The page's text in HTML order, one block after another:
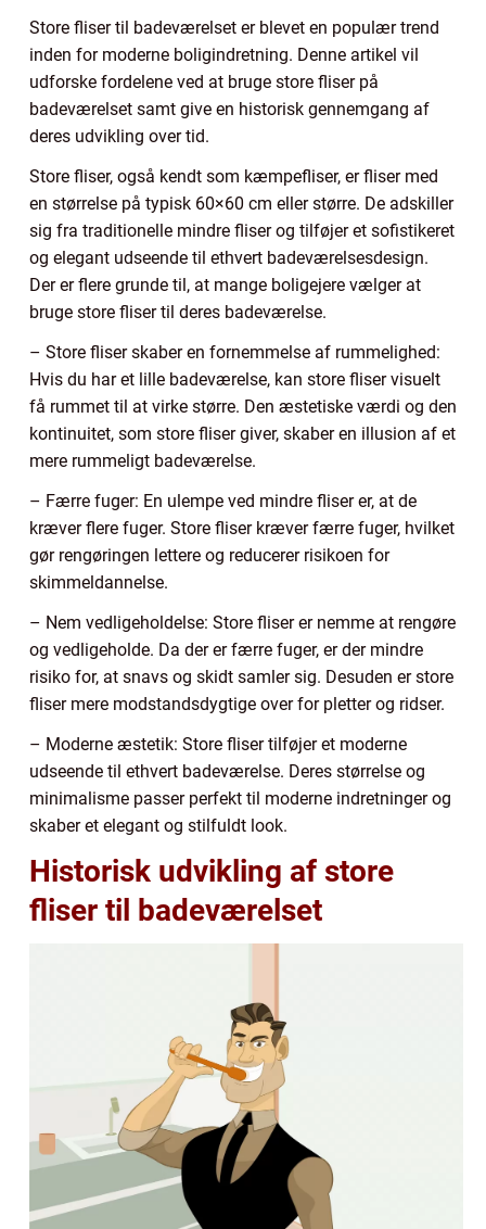
Store fliser til badeværelset er blevet en populær trend
inden for moderne boligindretning. Denne artikel vil
udforske fordelene ved at bruge store fliser på
badeværelset samt give en historisk gennemgang af
deres udvikling over tid.
Store fliser, også kendt som kæmpefliser, er fliser med
en størrelse på typisk 60×60 cm eller større. De adskiller
sig fra traditionelle mindre fliser og tilføjer et sofistikeret
og elegant udseende til ethvert badeværelsesdesign.
Der er flere grunde til, at mange boligejere vælger at
bruge store fliser til deres badeværelse.
– Store fliser skaber en fornemmelse af rummelighed:
Hvis du har et lille badeværelse, kan store fliser visuelt
få rummet til at virke større. Den æstetiske værdi og den
kontinuitet, som store fliser giver, skaber en illusion af et
mere rummeligt badeværelse.
– Færre fuger: En ulempe ved mindre fliser er, at de
kræver flere fuger. Store fliser kræver færre fuger, hvilket
gør rengøringen lettere og reducerer risikoen for
skimmeldannelse.
– Nem vedligeholdelse: Store fliser er nemme at rengøre
og vedligeholde. Da der er færre fuger, er der mindre
risiko for, at snavs og skidt samler sig. Desuden er store
fliser mere modstandsdygtige over for pletter og ridser.
– Moderne æstetik: Store fliser tilføjer et moderne
udseende til ethvert badeværelse. Deres størrelse og
minimalisme passer perfekt til moderne indretninger og
skaber et elegant og stilfuldt look.
Historisk udvikling af store
fliser til badeværelset